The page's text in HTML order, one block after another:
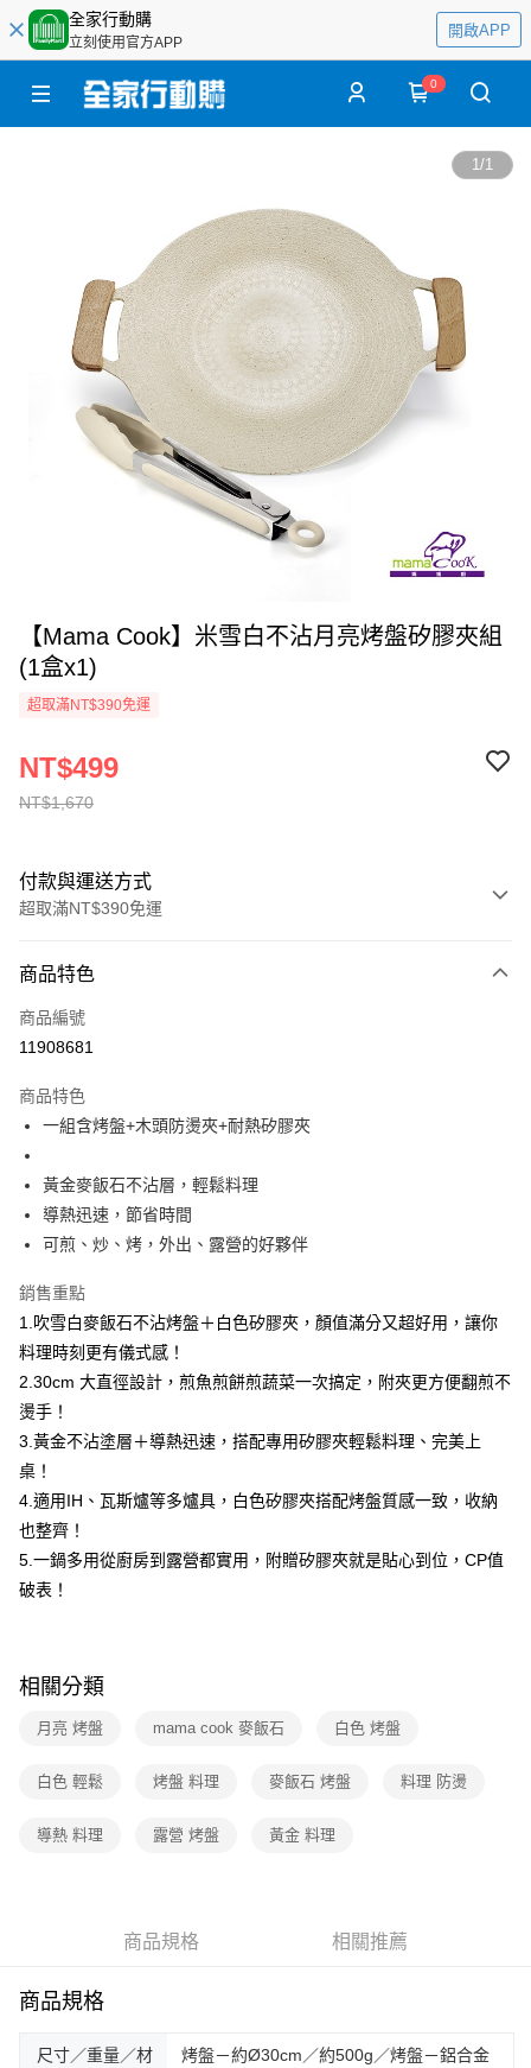
全家行動購
立刻使用官方APP
開啟APP
0
1/1
【Mama Cook】米雪白不沾月亮烤盤矽膠夾組
(1盒x1)
超取滿NT$390免運
NT$1,670
NT$499
付款與運送方式
超取滿NT$390免運
全家線上支付
超商取貨付款
運送方式
全家取貨付款
每筆NT$40，滿NT$390(含以上)免運費
常溫-付款後全家取貨
每筆NT$40，滿NT$390(含以上)免運費
商品特色
商品編號
11908681
商品特色
一組含烤盤+木頭防燙夾+耐熱矽膠夾
黃金麥飯石不沾層，輕鬆料理
導熱迅速，節省時間
可煎、炒、烤，外出、露營的好夥伴
銷售重點
1.吹雪白麥飯石不沾烤盤＋白色矽膠夾，顏值滿分又超好用，讓你
料理時刻更有儀式感！
2.30cm 大直徑設計，煎魚煎餅煎蔬菜一次搞定，附夾更方便翻煎不
燙手！
3.黃金不沾塗層＋導熱迅速，搭配專用矽膠夾輕鬆料理、完美上
桌！
4.適用IH、瓦斯爐等多爐具，白色矽膠夾搭配烤盤質感一致，收納
也整齊！
5.一鍋多用從廚房到露營都實用，附贈矽膠夾就是貼心到位，CP值
破表！
相關分類
月亮 烤盤 mama cook 麥飯石 白色 烤盤
白色 輕鬆 烤盤 料理 麥飯石 烤盤 料理 防燙
導熱 料理 露營 烤盤 黃金 料理
商品規格 相關推薦
商品規格
尺寸／重量／材
烤盤－約Ø30cm／約500g／烤盤－鋁合金